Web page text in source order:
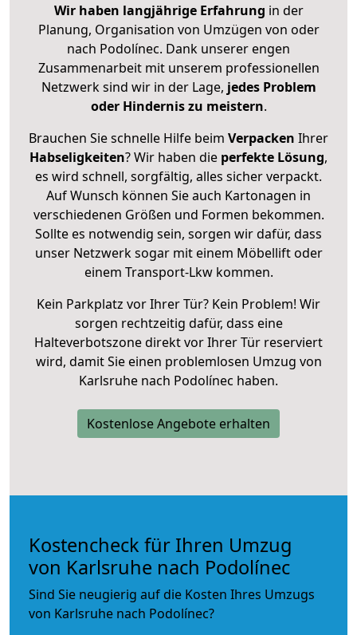
Wir haben langjährige Erfahrung in der
Planung, Organisation von Umzügen von oder
nach Podolínec. Dank unserer engen
Zusammenarbeit mit unserem professionellen
Netzwerk sind wir in der Lage, jedes Problem
oder Hindernis zu meistern.
Brauchen Sie schnelle Hilfe beim Verpacken Ihrer
Habseligkeiten? Wir haben die perfekte Lösung,
es wird schnell, sorgfältig, alles sicher verpackt.
Auf Wunsch können Sie auch Kartonagen in
verschiedenen Größen und Formen bekommen.
Sollte es notwendig sein, sorgen wir dafür, dass
unser Netzwerk sogar mit einem Möbellift oder
einem Transport-Lkw kommen.
Kein Parkplatz vor Ihrer Tür? Kein Problem! Wir
sorgen rechtzeitig dafür, dass eine
Halteverbotszone direkt vor Ihrer Tür reserviert
wird, damit Sie einen problemlosen Umzug von
Karlsruhe nach Podolínec haben.
Kostenlose Angebote erhalten
Kostencheck für Ihren Umzug
von Karlsruhe nach Podolínec
Sind Sie neugierig auf die Kosten Ihres Umzugs
von Karlsruhe nach Podolínec?